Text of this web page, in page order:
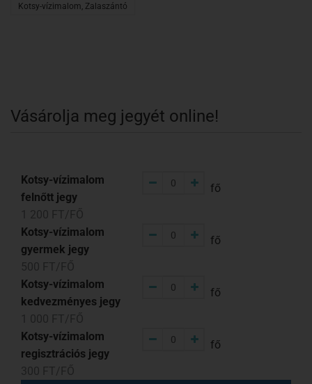
Kotsy-vízimalom, Zalaszántó
Vásárolja meg jegyét online!
Kotsy-vízimalom
felnőtt jegy
1 200 FT/FŐ
fő
Kotsy-vízimalom
gyermek jegy
500 FT/FŐ
fő
Kotsy-vízimalom
kedvezményes jegy
1 000 FT/FŐ
fő
Kotsy-vízimalom
regisztrációs jegy
300 FT/FŐ
fő